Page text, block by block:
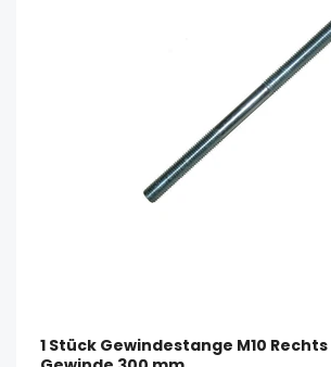
1 Stück Gewindestange M10